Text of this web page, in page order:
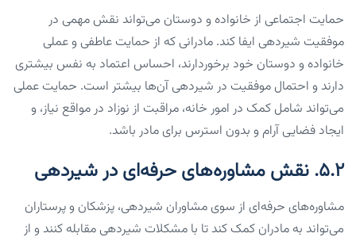
حمایت اجتماعی از خانواده و دوستان می‌تواند نقش مهمی در
موفقیت شیردهی ایفا کند. مادرانی که از حمایت عاطفی و عملی
خانواده و دوستان خود برخوردارند، احساس اعتماد به نفس بیشتری
دارند و احتمال موفقیت در شیردهی آن‌ها بیشتر است. حمایت عملی
می‌تواند شامل کمک در امور خانه، مراقبت از نوزاد در مواقع نیاز، و
ایجاد فضایی آرام و بدون استرس برای مادر باشد.
۵.۲. نقش مشاوره‌های حرفه‌ای در شیردهی
مشاوره‌های حرفه‌ای از سوی مشاوران شیردهی، پزشکان و پرستاران
می‌تواند به مادران کمک کند تا با مشکلات شیردهی مقابله کنند و از